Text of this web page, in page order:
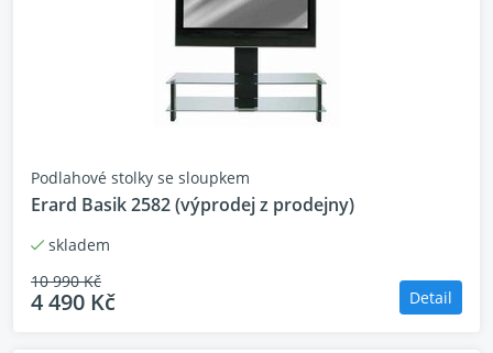
Podlahové stolky se sloupkem
Erard Basik 2582 (výprodej z prodejny)
skladem
10 990 Kč
4 490 Kč Detail